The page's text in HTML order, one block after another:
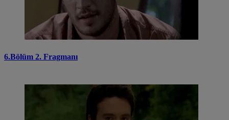
6.Bölüm 2. Fragmanı